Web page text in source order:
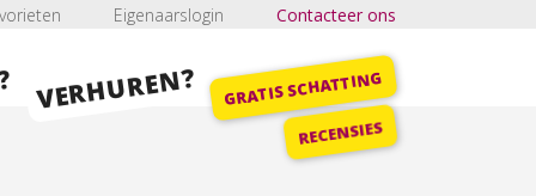
Eigenaarslogin Contacteer ons
VERHUREN? GRATIS SCHATTING
RECENSIES